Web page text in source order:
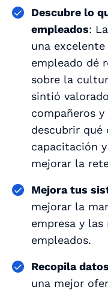
Descubre lo
empleados:
una
empleado dé
sobre la
sintió
compañeros y
descubrir qué
capacitación
mejorar la
Mejora tus
mejorar la
empresa y
empleados.
Recopila datos
una mejor